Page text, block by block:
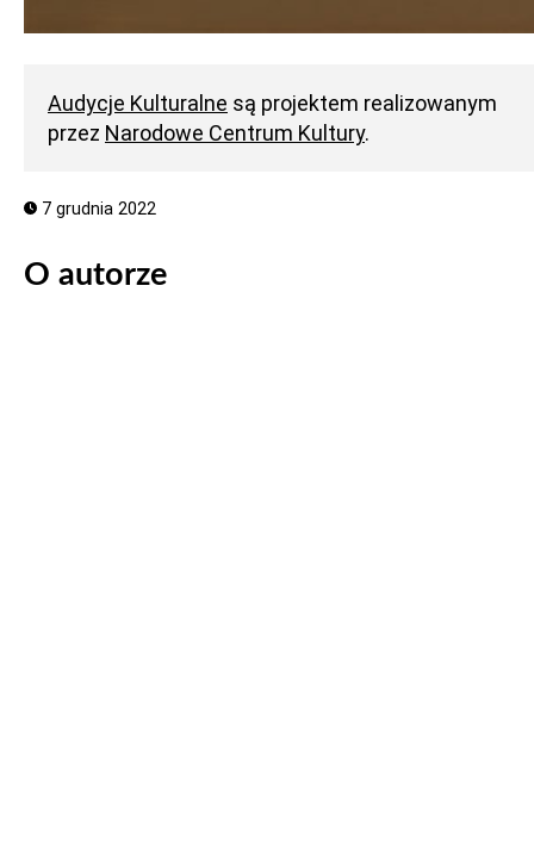
Audycje Kulturalne są projektem realizowanym
przez Narodowe Centrum Kultury.
7 grudnia 2022
O autorze